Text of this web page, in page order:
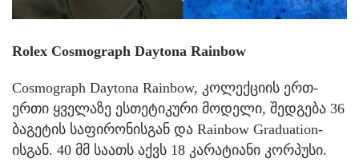
Rolex Cosmograph Daytona Rainbow
Cosmograph Daytona Rainbow, კოლექციის ერთ-
ერთი ყველაზე ესთეტიკური მოდელი, შედგება 36
ბაგეტის საფირონისგან და Rainbow Graduation-
ისგან. 40 მმ საათს აქვს 18 კარატიანი კორპუსი.